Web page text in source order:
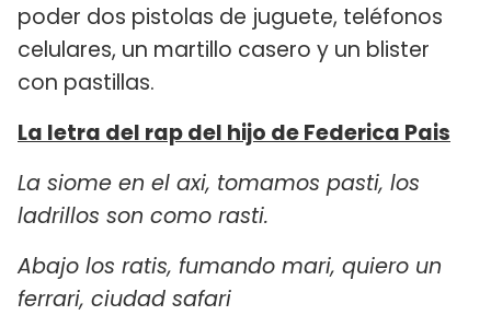
poder dos pistolas de juguete, teléfonos
celulares, un martillo casero y un blister
con pastillas.
La letra del rap del hijo de Federica Pais
La siome en el axi, tomamos pasti, los
ladrillos son como rasti.
Abajo los ratis, fumando mari, quiero un
ferrari, ciudad safari